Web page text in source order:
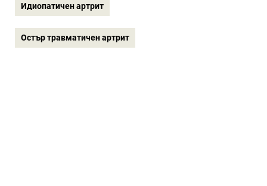
Идиопатичен артрит
Остър травматичен артрит